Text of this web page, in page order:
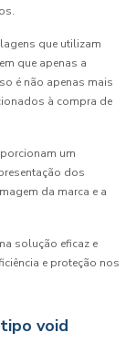
que utilizam
que apenas a
é não apenas mais
à compra de
um
dos
da marca e a
solução eficaz e
e proteção nos
void